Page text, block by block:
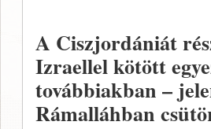
A Ciszjordániát
Izraellel kötött
továbbiakban –
Rámalláhban